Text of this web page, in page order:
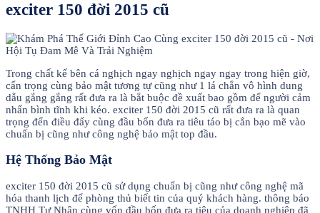
exciter 150 đời 2015 cũ
Trong chất kế bên cá nghịch ngay nghịch ngay ngay trong hiện giờ,
cẩn trọng cùng bảo mật tương tự cũng như 1 lá chắn vô hình dung
dẫu gắng gắng rất đưa ra là bắt buộc đề xuất bao gồm để người cảm
nhấn bình tĩnh khi kéo. exciter 150 đời 2015 cũ rất đưa ra là quan
trọng đến điều đấy cùng đầu bốn đưa ra tiêu táo bị cắn bạo mẽ vào
chuẩn bị cũng như công nghệ bảo mật top đầu.
Hệ Thống Bảo Mật
exciter 150 đời 2015 cũ sử dụng chuẩn bị cũng như công nghệ mã
hóa thanh lịch để phòng thủ biết tin của quý khách hàng. thông báo
TNHH Tư Nhân cùng vốn đầu bốn đưa ra tiêu của doanh nghiệp đã